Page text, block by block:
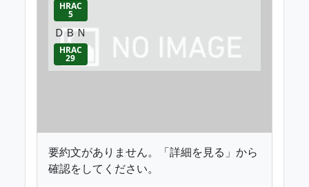
HRAC
5
ＤＢＮ
HRAC
29
要約文がありません。「詳細を見る」から
確認をしてください。